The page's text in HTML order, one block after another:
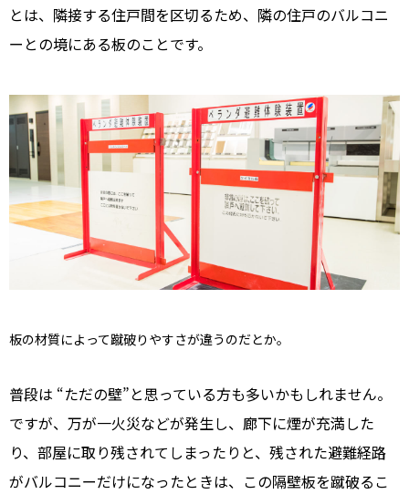
とは、隣接する住戸間を区切るため、隣の住戸のバルコニ
ーとの境にある板のことです。
板の材質によって蹴破りやすさが違うのだとか。
普段は “ただの壁”と思っている方も多いかもしれません。
ですが、万が一火災などが発生し、廊下に煙が充満した
り、部屋に取り残されてしまったりと、残された避難経路
がバルコニーだけになったときは、この隔壁板を蹴破るこ